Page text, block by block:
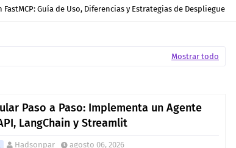
FastMCP: Guía de Uso, Diferencias y Estrategias de Despliegue
Mostrar todo
Paso a Paso: Implementa un Agente
LangChain y Streamlit
Hadsonpar
agosto 06, 2026